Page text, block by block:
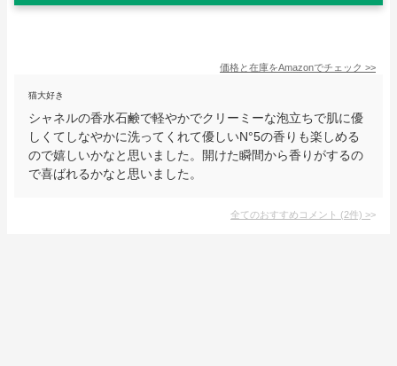
価格と在庫をAmazonでチェック >>
猫大好き
シャネルの香水石鹸で軽やかでクリーミーな泡立ちで肌に優
しくてしなやかに洗ってくれて優しいN°5の香りも楽しめる
ので嬉しいかなと思いました。開けた瞬間から香りがするの
で喜ばれるかなと思いました。
全てのおすすめコメント (2件) >